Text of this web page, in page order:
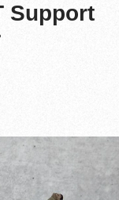
Support